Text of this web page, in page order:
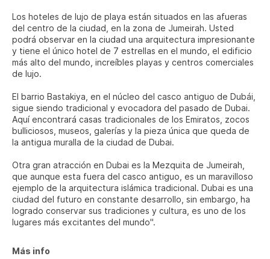
Los hoteles de lujo de playa están situados en las afueras
del centro de la ciudad, en la zona de Jumeirah. Usted
podrá observar en la ciudad una arquitectura impresionante
y tiene el único hotel de 7 estrellas en el mundo, el edificio
más alto del mundo, increíbles playas y centros comerciales
de lujo.
El barrio Bastakiya, en el núcleo del casco antiguo de Dubái,
sigue siendo tradicional y evocadora del pasado de Dubai.
Aquí encontrará casas tradicionales de los Emiratos, zocos
bulliciosos, museos, galerías y la pieza única que queda de
la antigua muralla de la ciudad de Dubai.
Otra gran atracción en Dubai es la Mezquita de Jumeirah,
que aunque esta fuera del casco antiguo, es un maravilloso
ejemplo de la arquitectura islámica tradicional. Dubai es una
ciudad del futuro en constante desarrollo, sin embargo, ha
logrado conservar sus tradiciones y cultura, es uno de los
lugares más excitantes del mundo".
Más info